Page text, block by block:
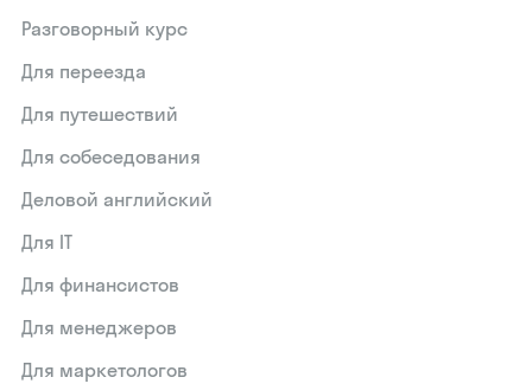
Разговорный курс
Для переезда
Для путешествий
Для собеседования
Деловой английский
Для IT
Для финансистов
Для менеджеров
Для маркетологов